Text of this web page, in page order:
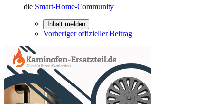
die Smart-Home-Community
Inhalt melden
Vorheriger offizieller Beitrag